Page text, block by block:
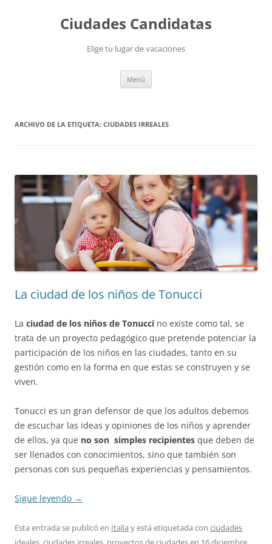
Ciudades Candidatas
Elige tu lugar de vacaciones
Menú
ARCHIVO DE LA ETIQUETA: CIUDADES IRREALES
La ciudad de los niños de Tonucci
La ciudad de los niños de Tonucci no existe como tal, se
trata de un proyecto pedagógico que pretende potenciar la
participación de los niños en las ciudades, tanto en su
gestión como en la forma en que estas se construyen y se
viven.
Tonucci es un gran defensor de que los adultos debemos
de escuchar las ideas y opiniones de los niños y aprender
de ellos, ya que no son simples recipientes que deben de
ser llenados con conocimientos, sino que también son
personas con sus pequeñas experiencias y pensamientos.
Sigue leyendo →
Esta entrada se publicó en Italia y está etiquetada con ciudades